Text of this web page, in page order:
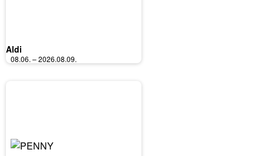
Aldi
08.06. – 2026.08.09.